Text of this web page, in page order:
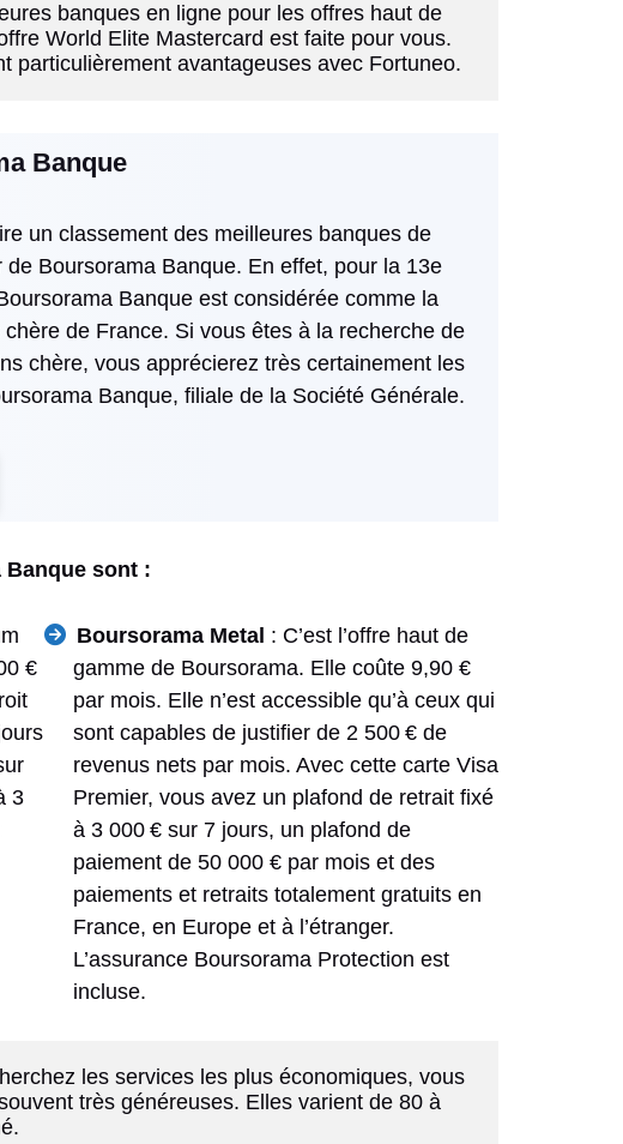
banques en ligne pour les offres haut de
World Elite Mastercard est faite pour vous.
particulièrement avantageuses avec Fortuneo.
Banque
un classement des meilleures banques de
de Boursorama Banque. En effet, pour la 13e
Banque est considérée comme la
chère de France. Si vous êtes à la recherche de
chère, vous apprécierez très certainement les
Banque, filiale de la Société Générale.
sont :
€
3
Boursorama Metal : C’est l’offre haut de
gamme de Boursorama. Elle coûte 9,90 €
par mois. Elle n’est accessible qu’à ceux qui
sont capables de justifier de 2 500 € de
revenus nets par mois. Avec cette carte Visa
Premier, vous avez un plafond de retrait fixé
à 3 000 € sur 7 jours, un plafond de
paiement de 50 000 € par mois et des
paiements et retraits totalement gratuits en
France, en Europe et à l’étranger.
L’assurance Boursorama Protection est
incluse.
les services les plus économiques, vous
très généreuses. Elles varient de 80 à